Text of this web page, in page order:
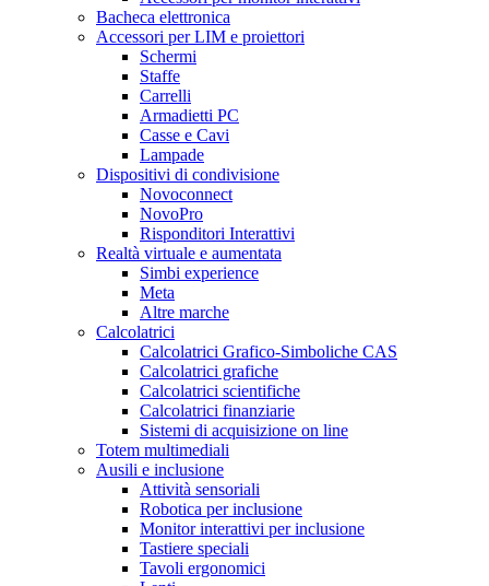
Bacheca elettronica
Accessori per LIM e proiettori
Schermi
Staffe
Carrelli
Armadietti PC
Casse e Cavi
Lampade
Dispositivi di condivisione
Novoconnect
NovoPro
Risponditori Interattivi
Realtà virtuale e aumentata
Simbi experience
Meta
Altre marche
Calcolatrici
Calcolatrici Grafico-Simboliche CAS
Calcolatrici grafiche
Calcolatrici scientifiche
Calcolatrici finanziarie
Sistemi di acquisizione on line
Totem multimediali
Ausili e inclusione
Attività sensoriali
Robotica per inclusione
Monitor interattivi per inclusione
Tastiere speciali
Tavoli ergonomici